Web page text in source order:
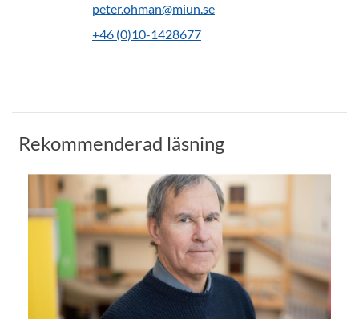
peter.ohman@miun.se
+46 (0)10-1428677
Rekommenderad läsning